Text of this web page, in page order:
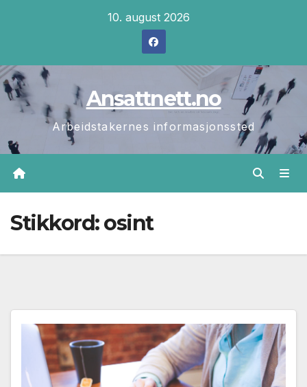
10. august 2026
Ansattnett.no
Arbeidstakernes informasjonssted
Stikkord:osint